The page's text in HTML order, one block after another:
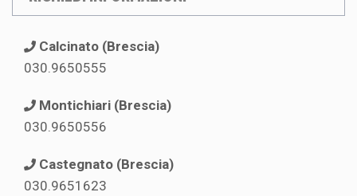
Calcinato (Brescia)
030.9650555
Montichiari (Brescia)
030.9650556
Castegnato (Brescia)
030.9651623